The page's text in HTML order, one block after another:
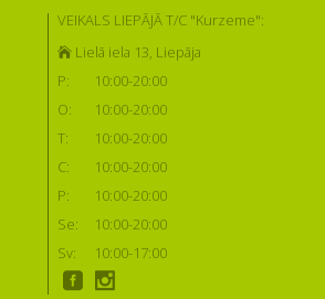
VEIKALS LIEPĀJĀ T/C "Kurzeme":
Lielā iela 13, Liepāja
P:
10:00-20:00
O:
10:00-20:00
T:
10:00-20:00
C:
10:00-20:00
P:
10:00-20:00
Se:
10:00-20:00
Sv:
10:00-17:00